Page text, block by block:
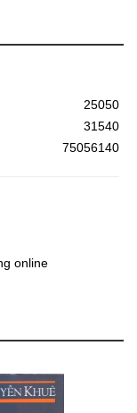
25050
31540
75056140
online